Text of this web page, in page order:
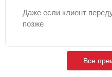
Даже если клиент
позже
Все